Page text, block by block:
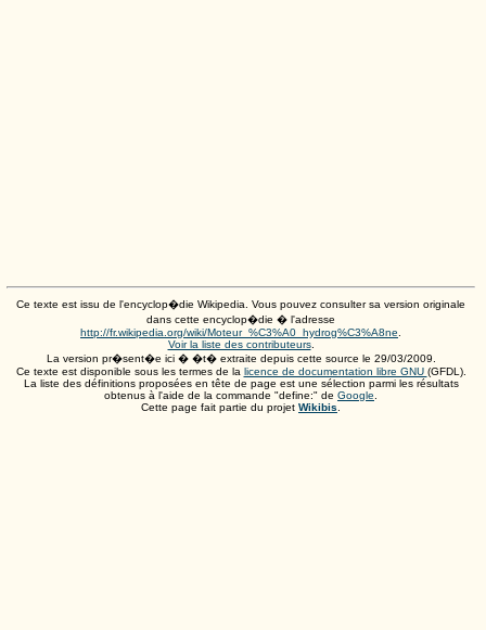
Ce texte est issu de l'encyclop�die Wikipedia. Vous pouvez consulter sa version originale
dans cette encyclop�die � l'adresse
http://fr.wikipedia.org/wiki/Moteur_%C3%A0_hydrog%C3%A8ne
Voir la liste des contributeurs.
La version pr�sent�e ici � �t� extraite depuis cette source le 29/03/2009
Ce texte est disponible sous les termes de la licence de documentation libre GNU (GFDL).
La liste des définitions proposées en tête de page est une sélection parmi les résultats
obtenus à l'aide de la commande "define:" de Google
Cette page fait partie du projet Wikibis